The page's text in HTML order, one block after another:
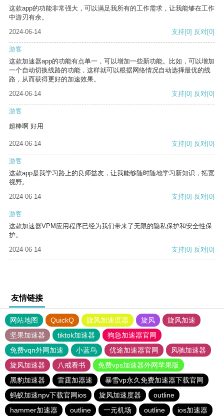
这款app的功能非常强大，可以满足我所有的工作需求，让我能够在工作
中游刃有余。
2024-06-14
支持[0] 反对[0]
游客
这款加速器app的功能有点单一，可以增加一些新功能。比如，可以增加
一个自动切换线路的功能，这样就可以根据网络情况自动选择最优的线
路，从而获得更好的加速效果。
2024-06-14
支持[0] 反对[0]
游客
超棒啊 好用
2024-06-14 支持[0] 反对[0]
游客
这款app是我学习路上的良师益友，让我能够随时随地学习新知识，拓宽
视野。
2024-06-14
支持[0] 反对[0]
游客
这款加速器VPM应用程序已经为我们带来了无限的隐私保护和安全性保
护。
2024-06-14
支持[0] 反对[0]
友情链接
网站地图 QuickQ 旋风加速度器 旋风
旋风加速
坚果加速器
tiktok加速器
狗急加速器官网
免费vqn外网加速
小蓝鸟 优途加速器官网
风驰加速器
旋风加速器
八戒看书
免费vps加速器外网苹果版
黑豹加速器
雷霆加器速
暴雪vp永久免费加速器下载官网
蚂蚁加速npv下载官网ios
旋风加速度器
outline
hammer加速器
outline 一元机场 outline ios加速器